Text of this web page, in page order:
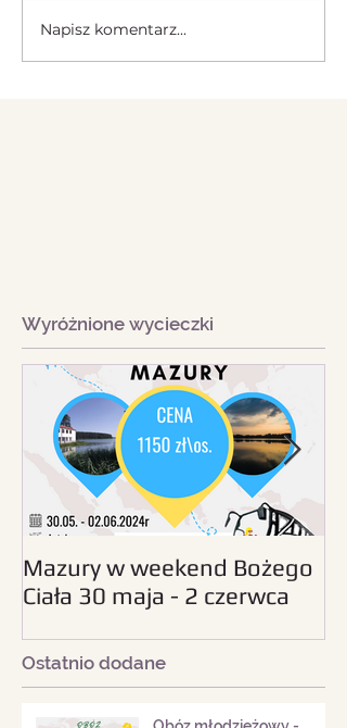
Napisz komentarz...
Wyróżnione wycieczki
Mazury w weekend Bożego
Ciała 30 maja - 2 czerwca
Ostatnio dodane